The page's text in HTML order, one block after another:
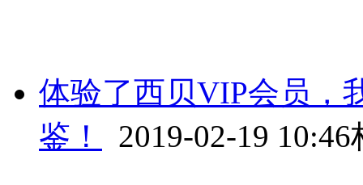
体验了西贝VIP会员，
鉴！
2019-02-19 10:46